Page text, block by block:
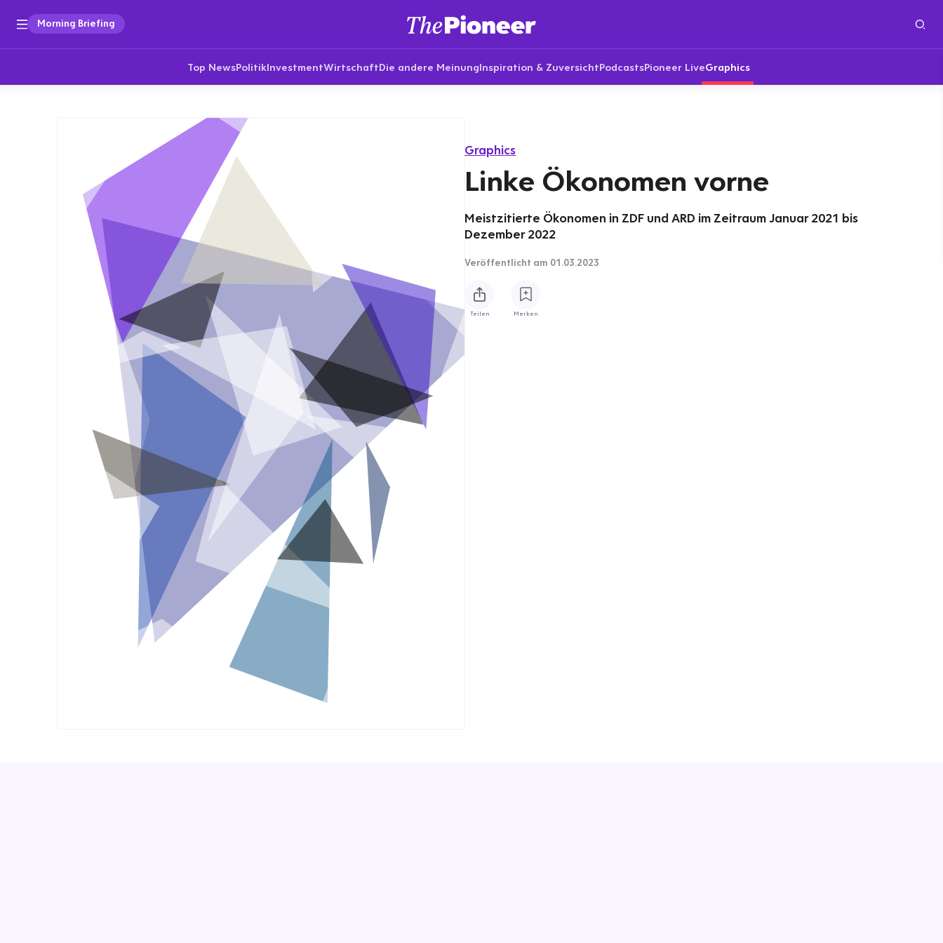
Morning Briefing
Top NewsPolitikInvestmentWirtschaftDie andere MeinungInspiration & ZuversichtPodcastsPioneer LiveGraphics
Graphics
Linke Ökonomen vorne
Meistzitierte Ökonomen in ZDF und ARD im Zeitraum Januar 2021 bis
Dezember 2022
Veröffentlicht am 01.03.2023
Teilen Merken